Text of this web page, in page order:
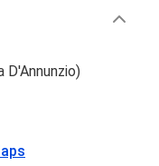
D'Annunzio)